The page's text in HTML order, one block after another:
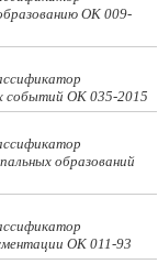
ОК 009-
событий ОК 035-2015
образований
ОК 011-93